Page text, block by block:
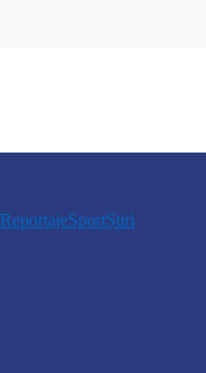
ReportajeSportȘtiri